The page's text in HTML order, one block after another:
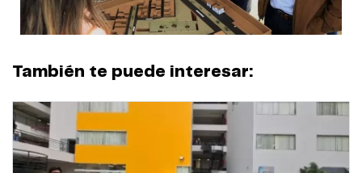
También te puede interesar: